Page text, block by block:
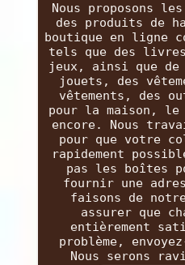
Nous proposons
des produits de
boutique en ligne
tels que des
jeux, ainsi que de
jouets, des
vêtements, des
pour la maison,
encore. Nous
pour que votre
rapidement
pas les boîtes
fournir une
faisons de
assurer que
entièrement
problème,
Nous serons